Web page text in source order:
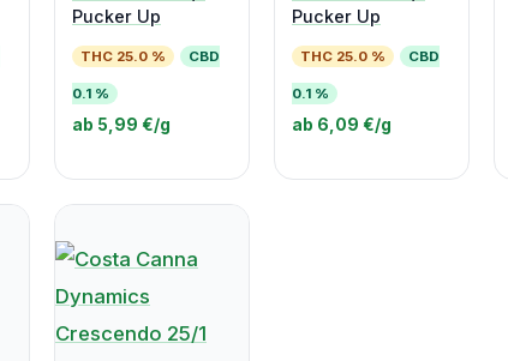
Pucker Up
THC 25.0 % CBD
0.1 %
ab 5,99 €/g
Pucker Up
THC 25.0 % CBD
0.1 %
ab 6,09 €/g